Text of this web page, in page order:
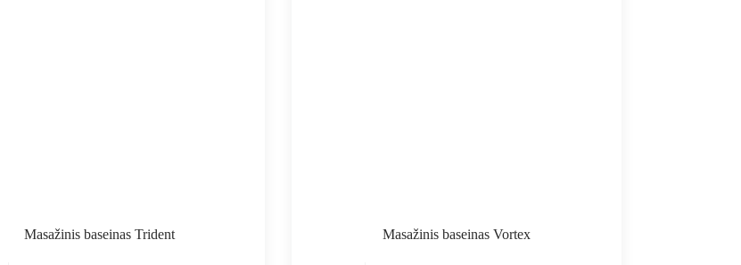
Masažinis baseinas Trident Masažinis baseinas Vortex